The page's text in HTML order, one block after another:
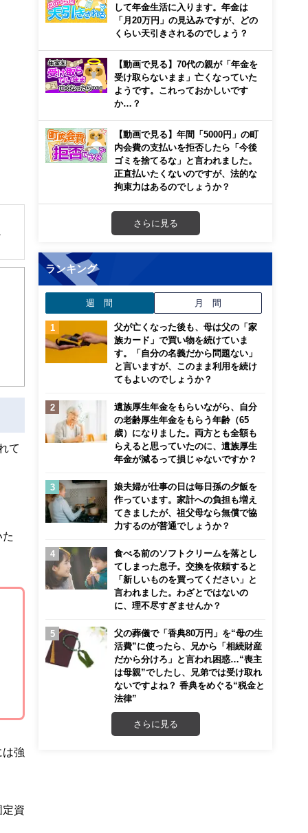
し
て
は強
定資
して年金生活に入ります。年金は
「月20万円」の見込みですが、どの
くらい天引きされるのでしょう？
【動画で見る】70代の親が「年金を
受け取らないまま」亡くなっていた
ようです。これっておかしいです
か…？
【動画で見る】年間「5000円」の町
内会費の支払いを拒否したら「今後
ゴミを捨てるな」と言われました。
正直払いたくないのですが、法的な
拘束力はあるのでしょうか？
さらに見る
ランキング
週 間 月 間
父が亡くなった後も、母は父の「家
族カード」で買い物を続けていま
す。「自分の名義だから問題ない」
と言いますが、このまま利用を続け
てもよいのでしょうか？
遺族厚生年金をもらいながら、自分
の老齢厚生年金をもらう年齢（65
歳）になりました。両方とも全額も
らえると思っていたのに、遺族厚生
年金が減るって損じゃないですか？
娘夫婦が仕事の日は毎日孫の夕飯を
作っています。家計への負担も増え
てきましたが、祖父母なら無償で協
力するのが普通でしょうか？
食べる前のソフトクリームを落とし
てしまった息子。交換を依頼すると
「新しいものを買ってください」と
言われました。わざとではないの
に、理不尽すぎませんか？
父の葬儀で「香典80万円」を“母の生
活費”に使ったら、兄から「相続財産
だから分けろ」と言われ困惑…“喪主
は母親”でしたし、兄弟では受け取れ
ないですよね？ 香典をめぐる“税金と
法律”
さらに見る